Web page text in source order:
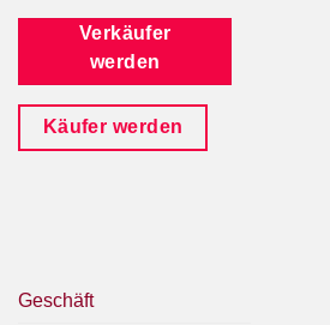
Verkäufer
werden
Käufer werden
Geschäft